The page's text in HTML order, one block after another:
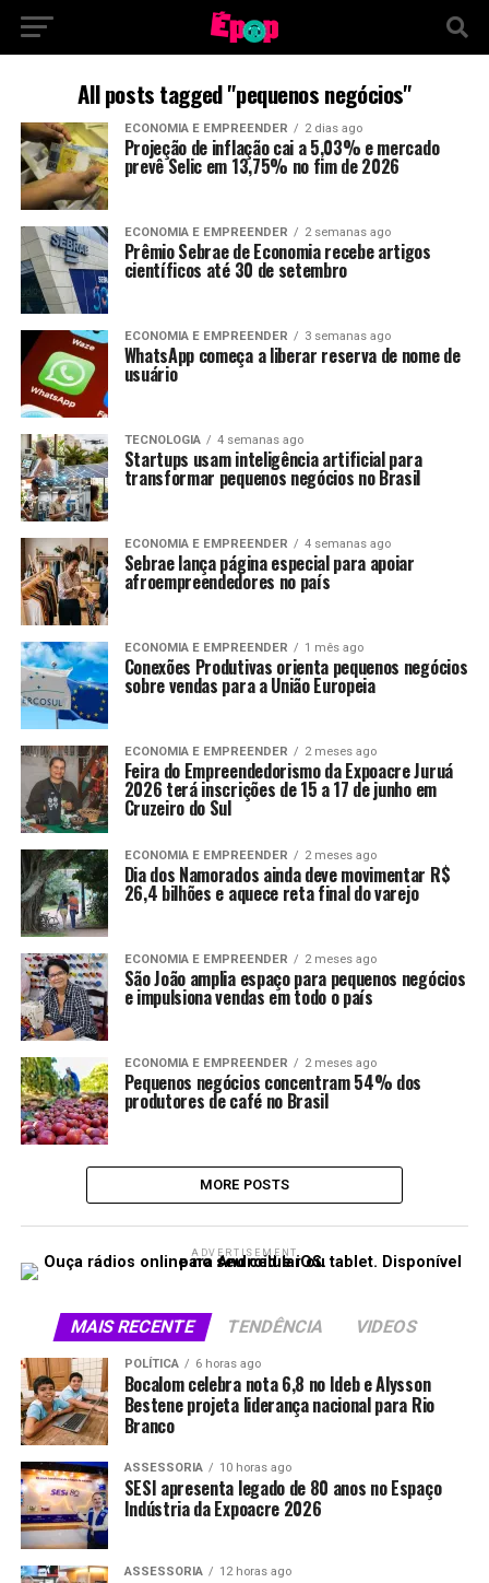
All posts tagged "pequenos negócios"
ECONOMIA E EMPREENDER 2 dias ago
Projeção de inflação cai a 5,03% e mercado
prevê Selic em 13,75% no fim de 2026
ECONOMIA E EMPREENDER 2 semanas ago
Prêmio Sebrae de Economia recebe artigos
científicos até 30 de setembro
ECONOMIA E EMPREENDER 3 semanas ago
WhatsApp começa a liberar reserva de nome de
usuário
TECNOLOGIA 4 semanas ago
Startups usam inteligência artificial para
transformar pequenos negócios no Brasil
ECONOMIA E EMPREENDER 4 semanas ago
Sebrae lança página especial para apoiar
afroempreendedores no país
ECONOMIA E EMPREENDER 1 mês ago
Conexões Produtivas orienta pequenos negócios
sobre vendas para a União Europeia
ECONOMIA E EMPREENDER 2 meses ago
Feira do Empreendedorismo da Expoacre Juruá
2026 terá inscrições de 15 a 17 de junho em
Cruzeiro do Sul
ECONOMIA E EMPREENDER 2 meses ago
Dia dos Namorados ainda deve movimentar R$
26,4 bilhões e aquece reta final do varejo
ECONOMIA E EMPREENDER 2 meses ago
São João amplia espaço para pequenos negócios
e impulsiona vendas em todo o país
ECONOMIA E EMPREENDER 2 meses ago
Pequenos negócios concentram 54% dos
produtores de café no Brasil
MORE POSTS
ADVERTISEMENT
MAIS RECENTE TENDÊNCIA VIDEOS
POLÍTICA 6 horas ago
Bocalom celebra nota 6,8 no Ideb e Alysson
Bestene projeta liderança nacional para Rio
Branco
ASSESSORIA 10 horas ago
SESI apresenta legado de 80 anos no Espaço
Indústria da Expoacre 2026
ASSESSORIA 12 horas ago